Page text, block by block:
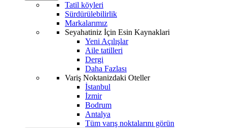
Tatil köyleri
Sürdürülebilirlik
Markalarımız
Seyahatiniz İçin Esin Kaynaklari
Yeni Açılışlar
Aile tatilleri
Dergi
Daha Fazlası
Variş Noktanizdaki Oteller
İstanbul
İzmir
Bodrum
Antalya
Tüm varış noktalarını görün